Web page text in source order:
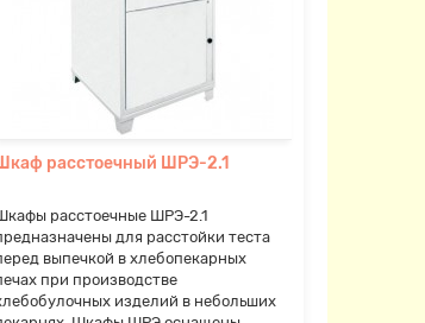
расстоечный ШРЭ-2.1
расстоечные ШРЭ-2.1
для расстойки теста
выпечкой в хлебопекарных
при производстве
изделий в небольших